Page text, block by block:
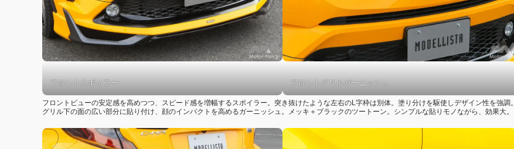
フロントスポイラー フロントグリルガーニッシュ
フロントビューの安定感を高めつつ、スピード感を増幅するスポイラー。突き抜けたような左右のL字枠は別体。塗り分けを駆使しデザイン性を強調。
グリル下の面の広い部分に貼り付け、顔のインパクトを高めるガーニッシュ。メッキ＋ブラックのツートーン。シンプルな貼りモノながら、効果大。